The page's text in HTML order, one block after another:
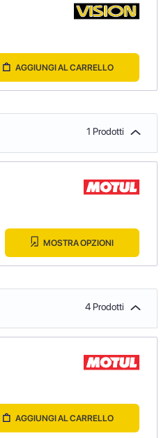
AGGIUNGI AL CARRELLO
1 Prodotti
MOSTRA OPZIONI
4 Prodotti
AGGIUNGI AL CARRELLO